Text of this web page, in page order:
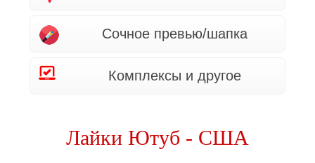
Сочное превью/шапка
Комплексы и другое
Лайки Ютуб - США